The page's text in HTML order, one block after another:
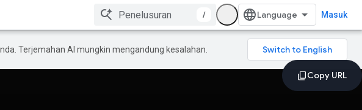
/ Masuk
Terjemahan AI mungkin mengandung kesalahan.